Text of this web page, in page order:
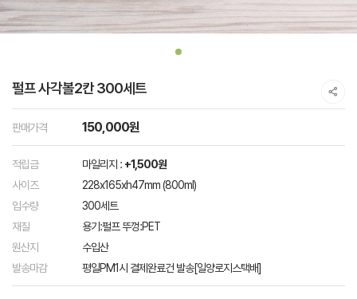
펄프 사각볼2칸 300세트
판매가격 150,000원
적립금 마일리지 : +1,500원
사이즈
228x165xh47mm (800ml)
입수량
300세트
재질
용기:펄프 뚜껑:PET
원산지
수입산
발송마감
평일PM1시 결제완료건 발송[일양로지스택배]